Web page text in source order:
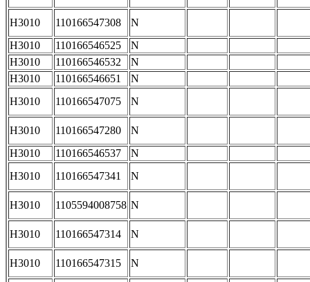
H3010 110166547308
N
H3010
110166546525
N
H3010
110166546532
N
H3010
110166546651
N
H3010
110166547075 N
H3010 110166547280
N
H3010
110166546537
N
H3010
110166547341 N
H3010 1105594008758 N
H3010 110166547314 N
H3010 110166547315 N